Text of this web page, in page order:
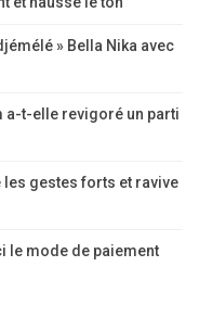
» Bella Nika avec
a-t-elle revigoré un parti
gestes forts et ravive
le mode de paiement